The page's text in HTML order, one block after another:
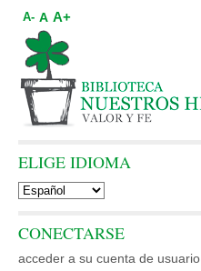
A- A A+
ELIGE IDIOMA
CONECTARSE
acceder a su cuenta de usuario